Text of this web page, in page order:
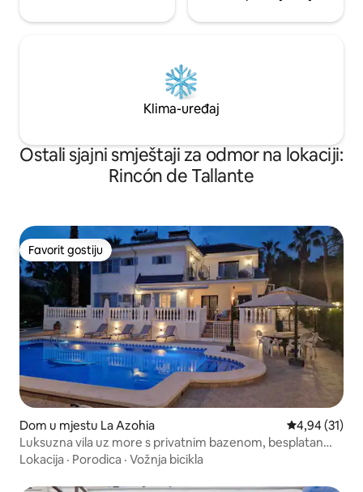
Klima-uređaj
Ostali sjajni smještaji za odmor na lokaciji:
Rincón de Tallante
Favorit gostiju
Favorit gostiju
Dom u mjestu La Azohia Prosječna
4,94 (31)
Luksuzna vila uz more s privatnim bazenom, besplatan
Wi-Fi
Lokacija · Porodica · Vožnja bicikla